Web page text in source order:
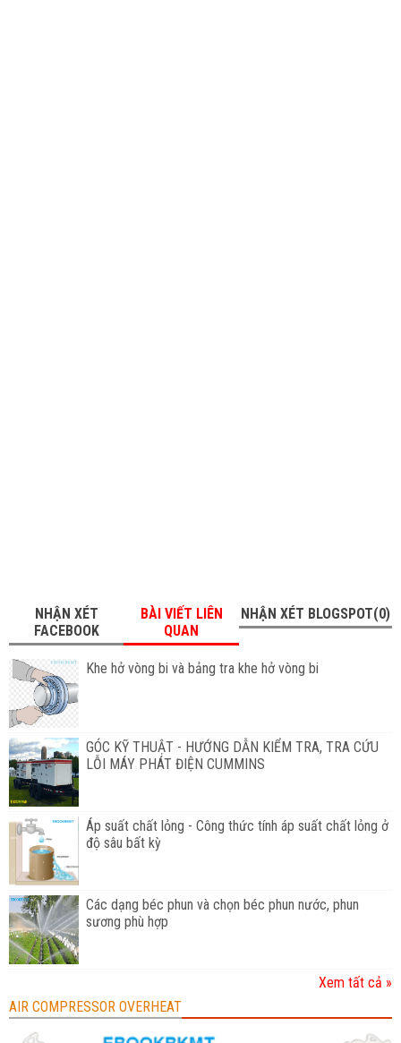
NHẬN XÉT
FACEBOOK
BÀI VIẾT LIÊN
QUAN
NHẬN XÉT BLOGSPOT(0)
Khe hở vòng bi và bảng tra khe hở vòng bi
GÓC KỸ THUẬT - HƯỚNG DẪN KIỂM TRA, TRA CỨU
LỖI MÁY PHÁT ĐIỆN CUMMINS
Áp suất chất lỏng - Công thức tính áp suất chất lỏng ở
độ sâu bất kỳ
Các dạng béc phun và chọn béc phun nước, phun
sương phù hợp
Xem tất cả »
AIR COMPRESSOR OVERHEAT